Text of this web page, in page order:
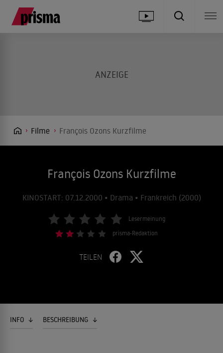
Filme François Ozons Kurzfilme
François Ozons Kurzfilme
KINOSTART: 07.12.2000 • Drama • Frankreich (2000)
Lesermeinung
prisma-Redaktion
TEILEN
INFO BESCHREIBUNG